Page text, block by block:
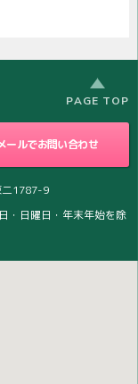
二1787-9
日曜日・年末年始を除
ールでお問い合わせ
PAGE TOP